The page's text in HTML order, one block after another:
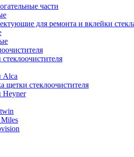
части
для ремонта и вклейки
Alca
щетки стеклоочистителя